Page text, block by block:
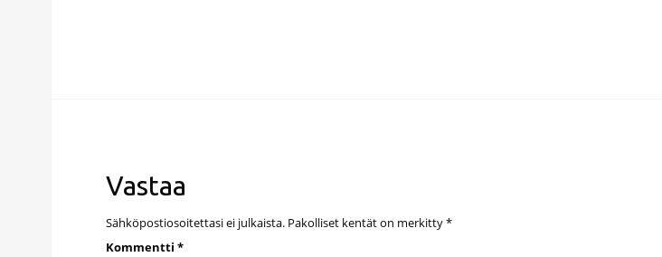
Vastaa
Sähköpostiosoitettasi ei julkaista. Pakolliset kentät on merkitty*
Kommentti *